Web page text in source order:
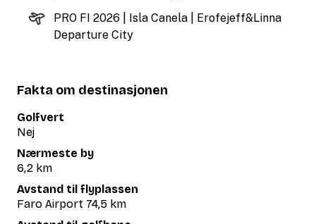
PRO FI 2026 | Isla Canela | Erofejeff&Linna
Departure City
Fakta om destinasjonen
Golfvert
Nej
Nærmeste by
6,2 km
Avstand til flyplassen
Faro Airport 74,5 km